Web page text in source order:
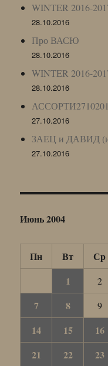
WINTER 2016-
28.10.2016
Про ВАСЮ
28.10.2016
WINTER 2016-
28.10.2016
27.10.2016
ЗАЕЦ и ДАВИД
27.10.2016
Июнь 2004
Пн Вт Ср
1
2
7
8 9
14
15 16
21
22 23